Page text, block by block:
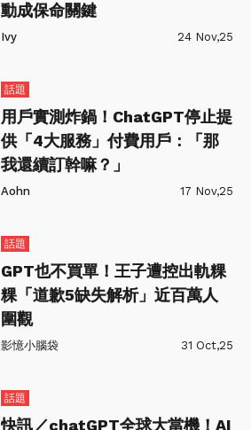
動成保命關鍵
Ivy 24 Nov,25
話題
用戶實測炸鍋！ChatGPT停止提
供「4大服務」付費用戶：「那
我還續訂幹嘛？」
Aohn 17 Nov,25
話題
GPT也不買單！王子遭控出軌粿
粿「道歉5缺失解析」近百萬人
圍觀
影憶小腦袋 31 Oct,25
話題
快訊／chatGPT全球大當機！AI